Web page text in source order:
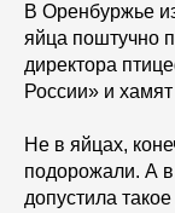
В Оренбуржье
яйца поштучно
директора
России» и
Не в яйцах,
подорожали. А
допустила